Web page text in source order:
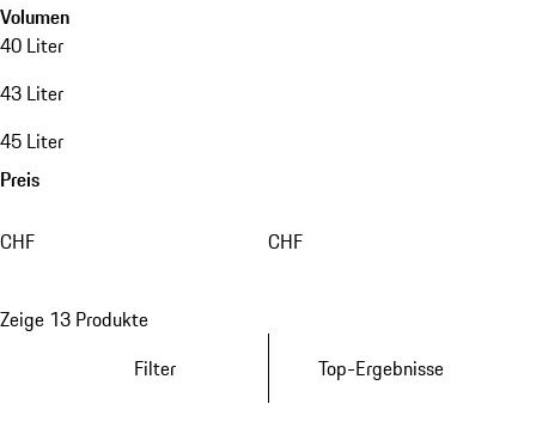
Volumen
40 Liter
43 Liter
45 Liter
Preis
CHF CHF
Zeige 13 Produkte
Filter
Top-Ergebnisse